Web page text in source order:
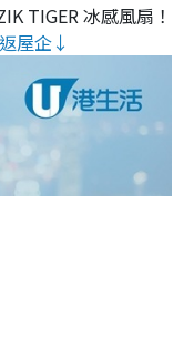
TIGER 冰感風扇！
屋企↓